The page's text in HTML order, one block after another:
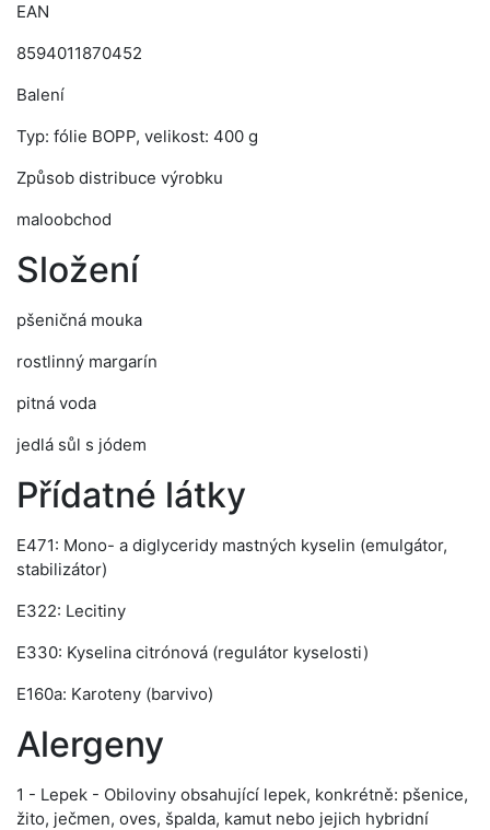
EAN
8594011870452
Balení
Typ: fólie BOPP, velikost: 400 g
Způsob distribuce výrobku
maloobchod
Složení
pšeničná mouka
rostlinný margarín
pitná voda
jedlá sůl s jódem
Přídatné látky
E471: Mono- a diglyceridy mastných kyselin (emulgátor,
stabilizátor)
E322: Lecitiny
E330: Kyselina citrónová (regulátor kyselosti)
E160a: Karoteny (barvivo)
Alergeny
1 - Lepek - Obiloviny obsahující lepek, konkrétně: pšenice,
žito, ječmen, oves, špalda, kamut nebo jejich hybridní